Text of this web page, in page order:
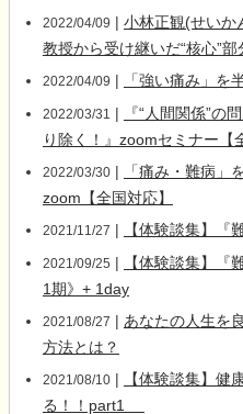
2022/04/09 | 小林正観(せいか
教授から受け継いだ“核心”部
2022/04/09 | 「強い痛み」を
2022/03/31 |
『“人間関係”の
り除く！』zoomセミナー【
2022/03/30|
「痛み・難病
zoom【全国対応】
2021/11/27 | 【体験談集】『
2021/09/25 |
【体験談集】
1期》+ 1day
2021/08/27 | あなたの人生を
方法とは？
2021/08/10|
【体験談集】健
る！！part1